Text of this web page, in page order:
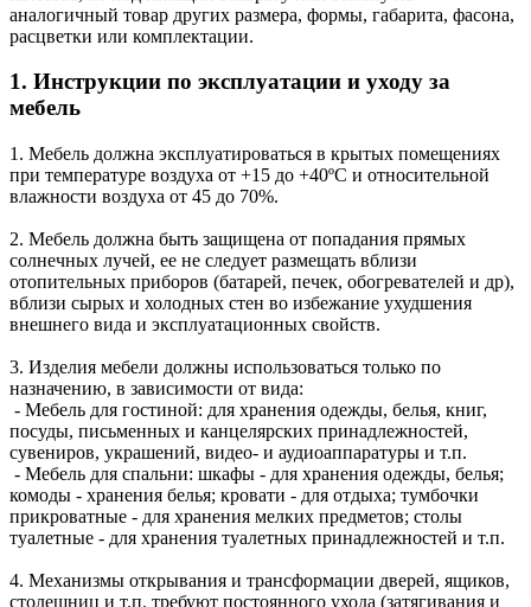
аналогичный товар других размера, формы, габарита, фасона,
расцветки или комплектации.
1. Инструкции по эксплуатации и уходу за
мебель
1. Мебель должна эксплуатироваться в крытых помещениях
при температуре воздуха от +15 до +40ºС и относительной
влажности воздуха от 45 до 70%.
2. Мебель должна быть защищена от попадания прямых
солнечных лучей, ее не следует размещать вблизи
отопительных приборов (батарей, печек, обогревателей и др),
вблизи сырых и холодных стен во избежание ухудшения
внешнего вида и эксплуатационных свойств.
3. Изделия мебели должны использоваться только по
назначению, в зависимости от вида:
- Мебель для гостиной: для хранения одежды, белья, книг,
посуды, письменных и канцелярских принадлежностей,
сувениров, украшений, видео- и аудиоаппаратуры и т.п.
- Мебель для спальни: шкафы - для хранения одежды, белья;
комоды - хранения белья; кровати - для отдыха; тумбочки
прикроватные - для хранения мелких предметов; столы
туалетные - для хранения туалетных принадлежностей и т.п.
4. Механизмы открывания и трансформации дверей, ящиков,
столешниц и т.п. требуют постоянного ухода (затягивания и